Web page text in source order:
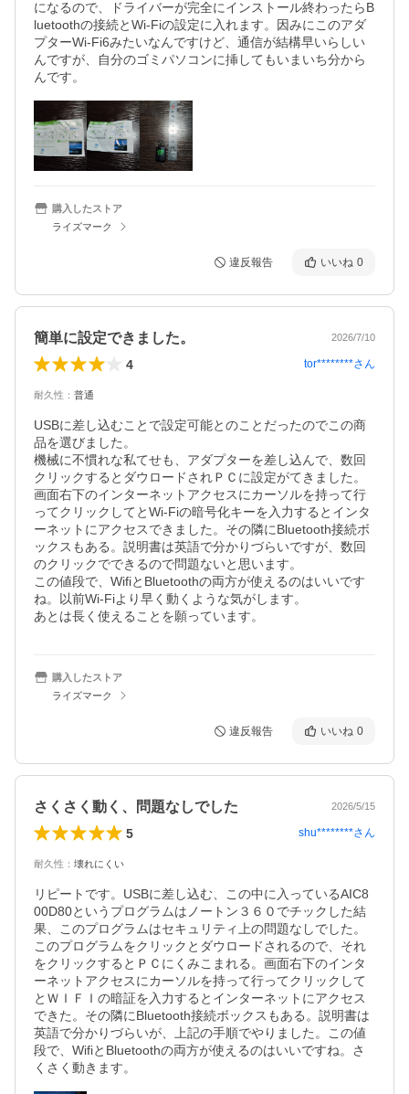
になるので、ドライバーが完全にインストール終わったらB
luetoothの接続とWi-Fiの設定に入れます。因みにこのアダ
プターWi-Fi6みたいなんですけど、通信が結構早いらしい
んですが、自分のゴミパソコンに挿してもいまいち分から
んです。
購入したストア
ライズマーク
違反報告 いいね 0
簡単に設定できました。 2026/7/10
4 tor********さん
耐久性 ： 普通
USBに差し込むことで設定可能とのことだったのでこの商
品を選びました。
機械に不慣れな私てせも、アダプターを差し込んで、数回
クリックするとダウロードされＰＣに設定がてきました。
画面右下のインターネットアクセスにカーソルを持って行
ってクリックしてとWi-Fiの暗号化キーを入力するとインタ
ーネットにアクセスできました。その隣にBluetooth接続ボ
ックスもある。説明書は英語で分かりづらいですが、数回
のクリックでできるので問題ないと思います。
この値段で、WifiとBluetoothの両方が使えるのはいいです
ね。以前Wi-Fiより早く動くような気がします。
あとは長く使えることを願っています。
購入したストア
ライズマーク
違反報告 いいね 0
さくさく動く、問題なしでした 2026/5/15
5 shu********さん
耐久性 ： 壊れにくい
リピートです。USBに差し込む、この中に入っているAIC8
00D80というプログラムはノートン３６０でチックした結
果、このプログラムはセキュリティ上の問題なしでした。
このプログラムをクリックとダウロードされるので、それ
をクリックするとＰＣにくみこまれる。画面右下のインタ
ーネットアクセスにカーソルを持って行ってクリックして
とＷＩＦＩの暗証を入力するとインターネットにアクセス
できた。その隣にBluetooth接続ボックスもある。説明書は
英語で分かりづらいが、上記の手順でやりました。この値
段で、WifiとBluetoothの両方が使えるのはいいですね。さ
くさく動きます。